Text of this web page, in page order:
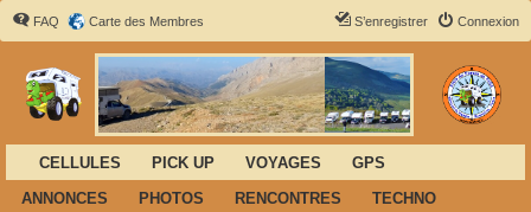
FAQ Carte des Membres Connexion
S’enregistrer
CELLULES PICK UP VOYAGES
GPS
ANNONCES
PHOTOS RENCONTRES TECHNO